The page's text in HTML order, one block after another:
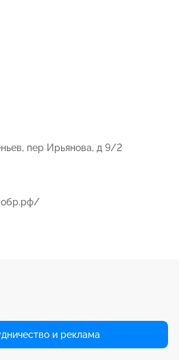
пер Ирьянова, д 9/2
обр.рф/
и реклама